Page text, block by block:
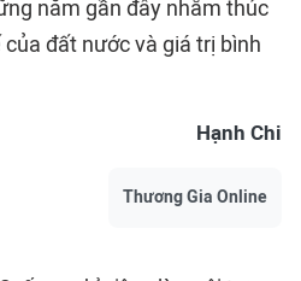
năm gần đây nhằm thúc
đất nước và giá trị bình
Hạnh Chi
Thương Gia Online